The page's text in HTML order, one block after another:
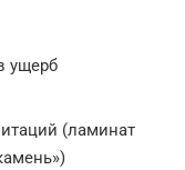
ущерб
(ламинат